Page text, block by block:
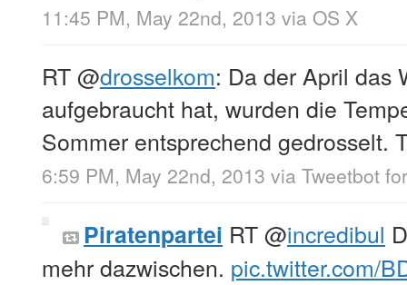
11:45 PM, May 22nd, 2013 via OS X
RT@drosselkom: Da der April das
aufgebraucht hat, wurden die
Sommer entsprechend gedrosselt.
6:59 PM, May 22nd, 2013 via Tweetbot
Piratenpartei RT@incredibul
mehr dazwischen. pic.twitter.com/